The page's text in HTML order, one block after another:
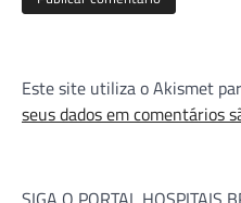
Este site utiliza o Akismet
seus dados em comentários